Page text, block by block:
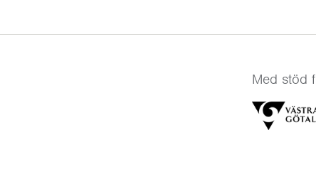
Med stöd